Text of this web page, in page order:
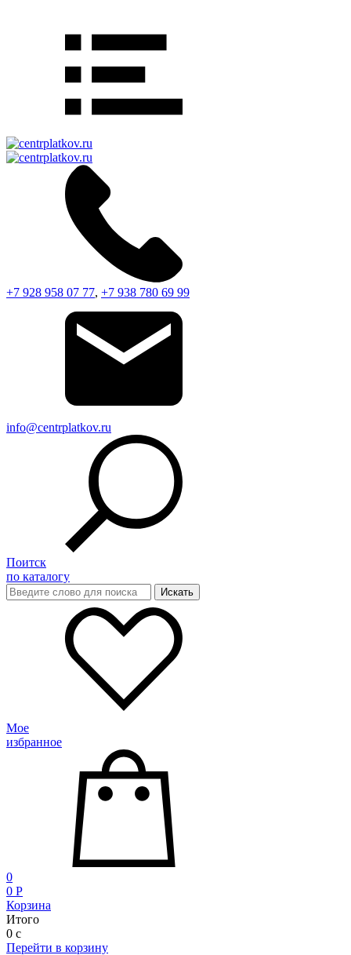
+7 928 958 07 77, +7 938 780 69 99
info@centrplatkov.ru
Поитск
по каталогу
Мое
избранное
0
0 P
Корзина
Итого
0 c
Перейти в корзину